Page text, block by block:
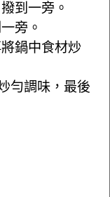
到一旁。
旁。
鍋中食材炒
勻調味，最後